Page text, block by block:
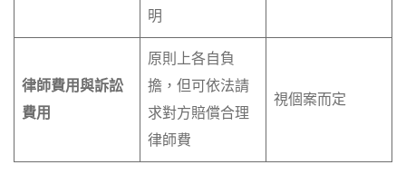
明
律師費用與訴訟
費用
原則上各自負
擔，但可依法請
求對方賠償合理
律師費
視個案而定